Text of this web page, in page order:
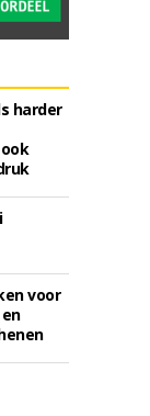
harder
voor